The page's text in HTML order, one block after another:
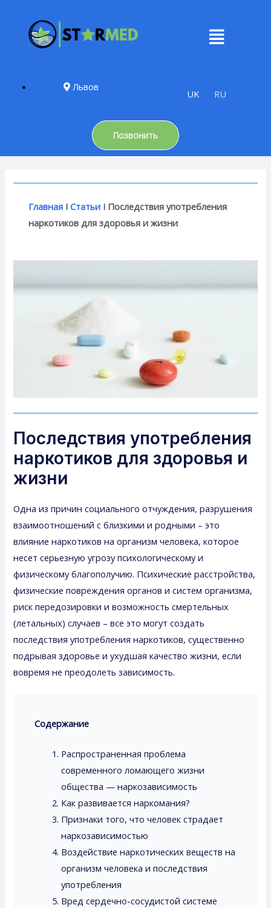
Львов
UK RU
Позвонить
Главная IСтатьи I Последствия употребления
наркотиков для здоровья и жизни
Последствия употребления
наркотиков для здоровья и
жизни
Одна из причин социального отчуждения, разрушения
взаимоотношений с близкими и родными – это
влияние наркотиков на организм человека, которое
несет серьезную угрозу психологическому и
физическому благополучию. Психические расстройства,
физические повреждения органов и систем организма,
риск передозировки и возможность смертельных
(летальных) случаев – все это могут создать
последствия употребления наркотиков, существенно
подрывая здоровье и ухудшая качество жизни, если
вовремя не преодолеть зависимость.
Содержание
Распространенная проблема
современного ломающего жизни
общества — наркозависимость
Как развивается наркомания?
Признаки того, что человек страдает
наркозависимостью
Воздействие наркотических веществ на
организм человека и последствия
употребления
Вред сердечно-сосудистой системе